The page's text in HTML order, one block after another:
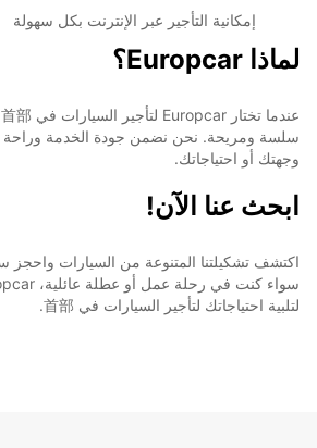
إمكانية التأجير عبر الإنترنت بكل سهولة
لماذا Europcar؟
سلسة ومريحة. نحن نضمن جودة الخدمة وراحة
وجهتك أو احتياجاتك.
ابحث عنا الآن!
اكتشف تشكيلتنا المتنوعة من السيارات واحجز
لتلبية احتياجاتك لتأجير السيارات في 首部.